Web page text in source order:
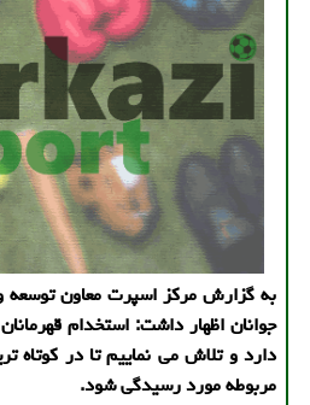
به گزارش مرکز اسپرت معاون
جوانان اظهار داشت: استخدام
دارد و تلاش می نماییم تا در
مربوطه مورد رسیدگی شود.